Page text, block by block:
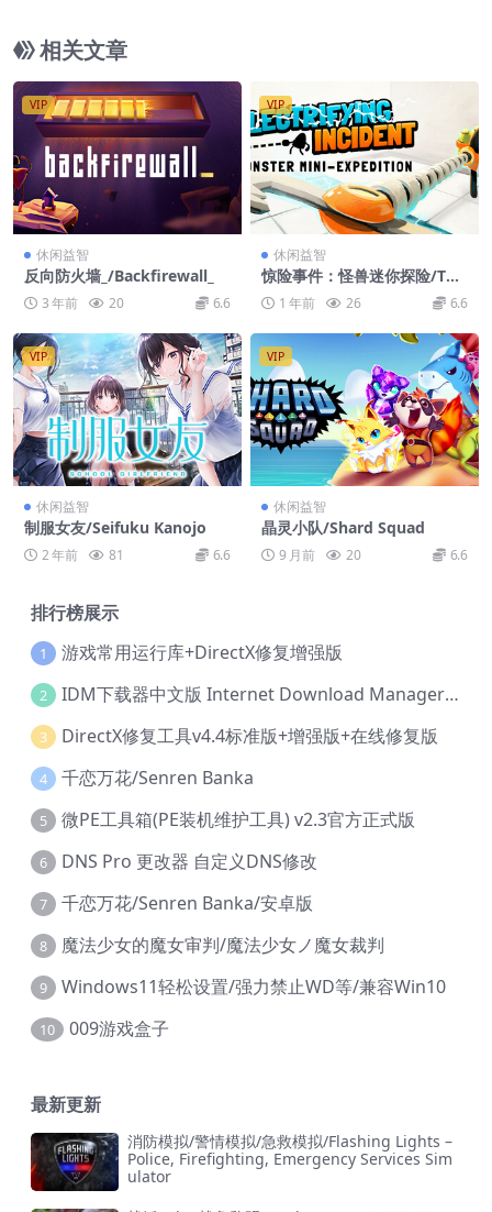
相关文章
VIP
休闲益智
反向防火墙_/Backfirewall_
3 年前 20 6.6
VIP
休闲益智
惊险事件：怪兽迷你探险/The
Electrifying Incident: A Mo
nster Mini-Expedition
1 年前 26 6.6
VIP
休闲益智
制服女友/Seifuku Kanojo
2 年前 81 6.6
VIP
休闲益智
晶灵小队/Shard Squad
9 月前 20 6.6
排行榜展示
1 游戏常用运行库+DirectX修复增强版
2 IDM下载器中文版 Internet Download Manager v6.42.36 IDM
3 DirectX修复工具v4.4标准版+增强版+在线修复版
4 千恋万花/Senren Banka
5 微PE工具箱(PE装机维护工具) v2.3官方正式版
6 DNS Pro 更改器 自定义DNS修改
7 千恋万花/Senren Banka/安卓版
8 魔法少女的魔女审判/魔法少女ノ魔女裁判
9 Windows11轻松设置/强力禁止WD等/兼容Win10
10 009游戏盒子
最新更新
消防模拟/警情模拟/急救模拟/Flashing Lights –
Police, Firefighting, Emergency Services Sim
ulator